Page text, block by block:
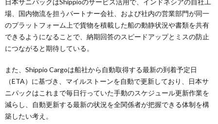
日本サニパックはShippioのサービス活用で、インドネシアの自社工
場、国内物流を担うパートナー会社、および社内の営業部門が同一
のプラットフォーム上で貨物を積載した船の動静状況や書類を共有
できるようになることで、納期回答のスピードアップとミスの防止
につながると期待している。
また、Shippio Cargoは船社から自動取得する最新の到着予定日
（ETA）に基づき、マイルストーンを自動で更新しており、日本サ
ニパックはこれまで毎日行っていた手動のスケジュール更新作業を
減らし、自動更新する最新の状況を全関係者が把握できる体制を構
築したい考え。